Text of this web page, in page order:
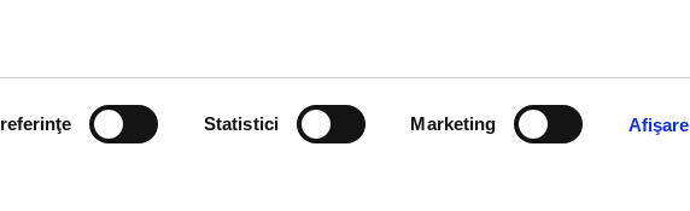
Statistici Marketing Afişare